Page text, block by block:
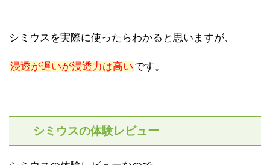
シミウスを実際に使ったらわかると思いますが、
浸透が遅いが浸透力は高い です。
シミウスの体験レビュー